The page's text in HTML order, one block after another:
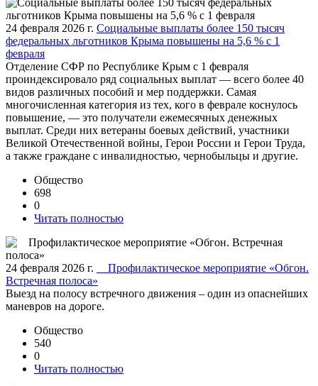
24 февраля 2026 г. Социальные выплаты более 150 тысяч
федеральных льготников Крыма повышены на 5,6 % с 1
февраля
Отделение СФР по Республике Крым с 1 февраля
проиндексировало ряд социальных выплат — всего более 40
видов различных пособий и мер поддержки. Самая
многочисленная категория из тех, кого в феврале коснулось
повышение, — это получатели ежемесячных денежных
выплат. Среди них ветераны боевых действий, участники
Великой Отечественной войны, Герои России и Герои Труда,
а также граждане с инвалидностью, чернобыльцы и другие.
Общество
698
0
Читать полностью
24 февраля 2026 г.
Профилактическое мероприятие «Обгон.
Встречная полоса»
Выезд на полосу встречного движения – один из опаснейших
маневров на дороге.
Общество
540
0
Читать полностью